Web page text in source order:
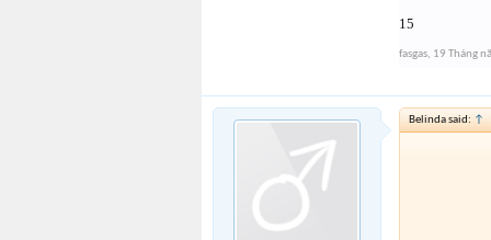
15
fasgas, 19 Tháng
Belinda said: ↑